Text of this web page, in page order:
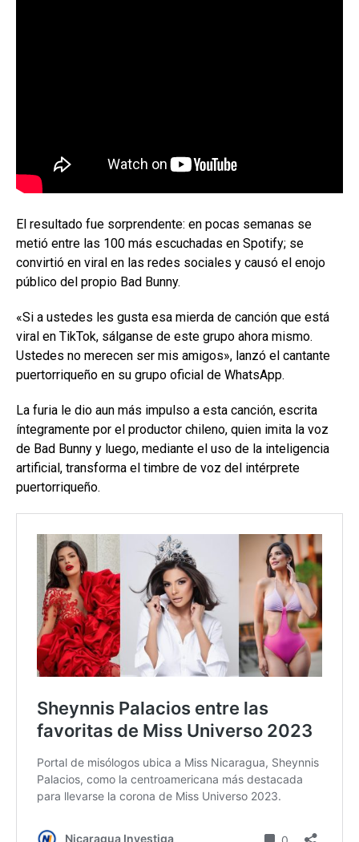
El resultado fue sorprendente: en pocas semanas se
metió entre las 100 más escuchadas en Spotify; se
convirtió en viral en las redes sociales y causó el enojo
público del propio Bad Bunny.
«Si a ustedes les gusta esa mierda de canción que está
viral en TikTok, sálganse de este grupo ahora mismo.
Ustedes no merecen ser mis amigos», lanzó el cantante
puertorriqueño en su grupo oficial de WhatsApp.
La furia le dio aun más impulso a esta canción, escrita
íntegramente por el productor chileno, quien imita la voz
de Bad Bunny y luego, mediante el uso de la inteligencia
artificial, transforma el timbre de voz del intérprete
puertorriqueño.